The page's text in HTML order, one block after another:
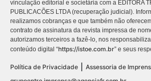
vinculação editorial e societária com a EDITORA
PUBLICACÕES LTDA (recuperação judicial).
realizamos cobranças e que também não
contrato de assinatura da revista impressa de
autorizamos terceiros a fazê-lo, nos
conteúdo digital “https://istoe.com.br” e seus
Política de Privacidade
Assessoria de